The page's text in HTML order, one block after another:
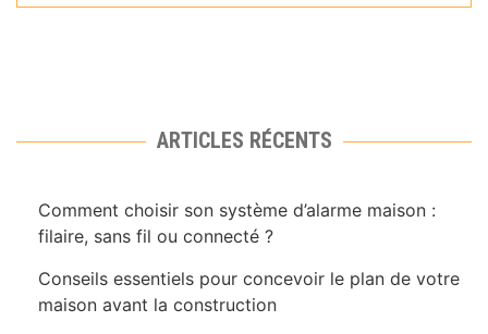
ARTICLES RÉCENTS
Comment choisir son système d’alarme maison :
filaire, sans fil ou connecté ?
Conseils essentiels pour concevoir le plan de votre
maison avant la construction